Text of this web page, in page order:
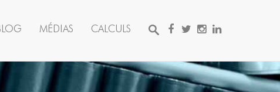
MÉDIAS CALCULS